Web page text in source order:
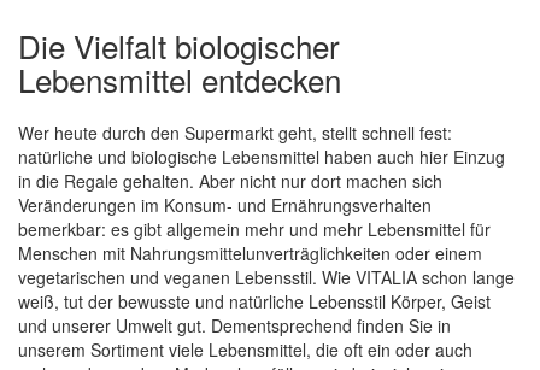
Die Vielfalt biologischer
Lebensmittel entdecken
Wer heute durch den Supermarkt geht, stellt schnell fest:
natürliche und biologische Lebensmittel haben auch hier Einzug
in die Regale gehalten. Aber nicht nur dort machen sich
Veränderungen im Konsum- und Ernährungsverhalten
bemerkbar: es gibt allgemein mehr und mehr Lebensmittel für
Menschen mit Nahrungsmittelunverträglichkeiten oder einem
vegetarischen und veganen Lebensstil. Wie VITALIA schon lange
weiß, tut der bewusste und natürliche Lebensstil Körper, Geist
und unserer Umwelt gut. Dementsprechend finden Sie in
unserem Sortiment viele Lebensmittel, die oft ein oder auch